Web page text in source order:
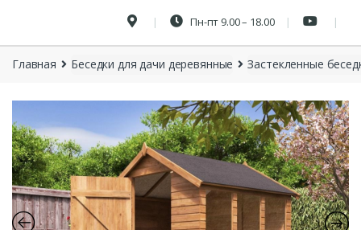
Пн-пт 9.00 – 18.00
Главная Беседки для дачи деревянные Застекленные